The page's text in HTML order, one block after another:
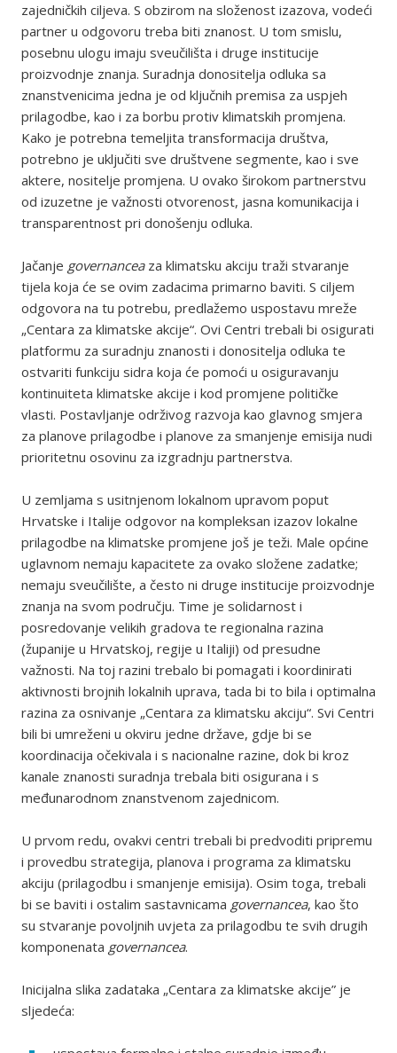
zajedničkih ciljeva. S obzirom na složenost izazova, vodeći
partner u odgovoru treba biti znanost. U tom smislu,
posebnu ulogu imaju sveučilišta i druge institucije
proizvodnje znanja. Suradnja donositelja odluka sa
znanstvenicima jedna je od ključnih premisa za uspjeh
prilagodbe, kao i za borbu protiv klimatskih promjena.
Kako je potrebna temeljita transformacija društva,
potrebno je uključiti sve društvene segmente, kao i sve
aktere, nositelje promjena. U ovako širokom partnerstvu
od izuzetne je važnosti otvorenost, jasna komunikacija i
transparentnost pri donošenju odluka.
Jačanje governanceaza klimatsku akciju traži stvaranje
tijela koja će se ovim zadacima primarno baviti. S ciljem
odgovora na tu potrebu, predlažemo uspostavu mreže
„Centara za klimatske akcije“. Ovi Centri trebali bi osigurati
platformu za suradnju znanosti i donositelja odluka te
ostvariti funkciju sidra koja će pomoći u osiguravanju
kontinuiteta klimatske akcije i kod promjene političke
vlasti. Postavljanje održivog razvoja kao glavnog smjera
za planove prilagodbe i planove za smanjenje emisija nudi
prioritetnu osovinu za izgradnju partnerstva.
U zemljama s usitnjenom lokalnom upravom poput
Hrvatske i Italije odgovor na kompleksan izazov lokalne
prilagodbe na klimatske promjene još je teži. Male općine
uglavnom nemaju kapacitete za ovako složene zadatke;
nemaju sveučilište, a često ni druge institucije proizvodnje
znanja na svom području. Time je solidarnost i
posredovanje velikih gradova te regionalna razina
(županije u Hrvatskoj, regije u Italiji) od presudne
važnosti. Na toj razini trebalo bi pomagati i koordinirati
aktivnosti brojnih lokalnih uprava, tada bi to bila i optimalna
razina za osnivanje „Centara za klimatsku akciju“. Svi Centri
bili bi umreženi u okviru jedne države, gdje bi se
koordinacija očekivala i s nacionalne razine, dok bi kroz
kanale znanosti suradnja trebala biti osigurana i s
međunarodnom znanstvenom zajednicom.
U prvom redu, ovakvi centri trebali bi predvoditi pripremu
i provedbu strategija, planova i programa za klimatsku
akciju (prilagodbu i smanjenje emisija). Osim toga, trebali
bi se baviti i ostalim sastavnicama governancea, kao što
su stvaranje povoljnih uvjeta za prilagodbu te svih drugih
komponenata governancea.
Inicijalna slika zadataka „Centara za klimatske akcije” je
sljedeća: